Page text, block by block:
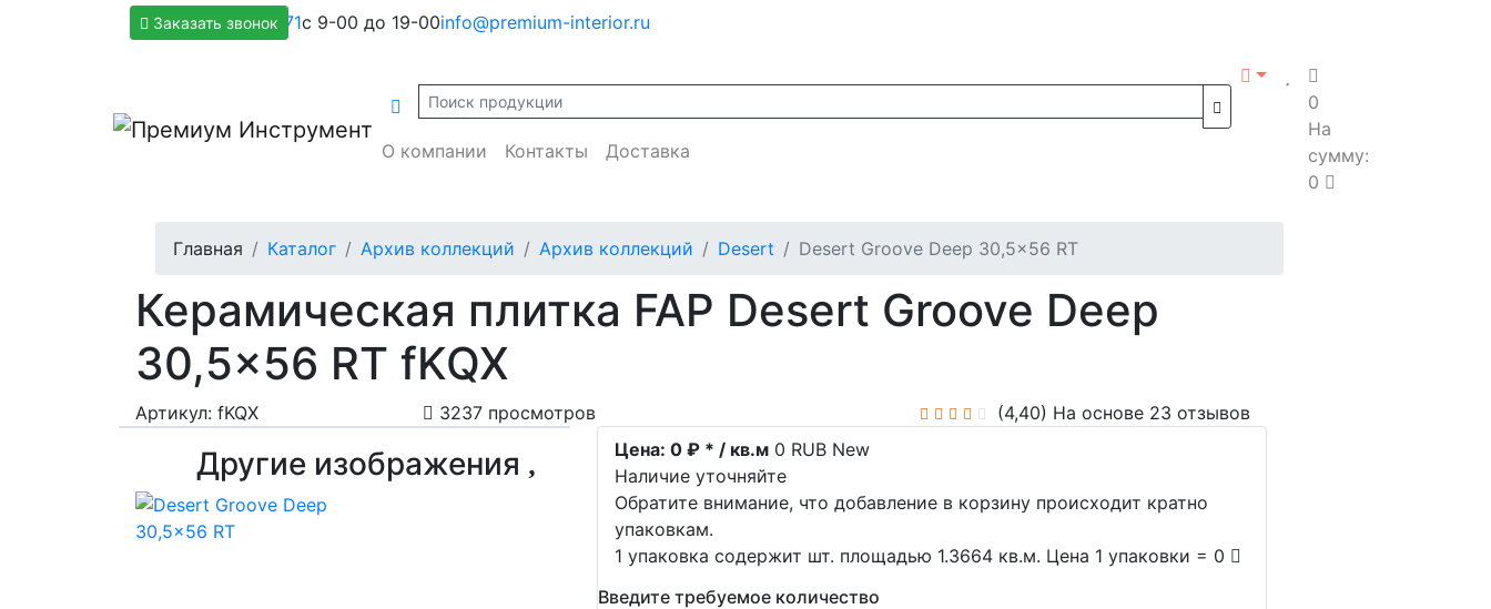
+7(800)500-1271с 9-00 до 19-00info@premium-interior.ru
Заказать звонок
О компании Контакты Доставка
0
На
сумму:
0
Главная Каталог Архив коллекций Архив коллекций Desert Desert Groove Deep 30,5x56 RT
Керамическая плитка FAP Desert Groove Deep
30,5x56 RT fKQX
Артикул: fKQX 3237 просмотров (4,40) На основе 23 отзывов
Другие изображения Цена: 0 ₽ * / кв.м 0 RUB New
Наличие уточняйте
Обратите внимание, что добавление в корзину происходит кратно
упаковкам.
1 упаковка содержит шт. площадью 1.3664 кв.м. Цена 1 упаковки = 0
Введите требуемое количество